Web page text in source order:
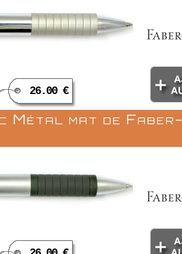
26.00 €
mat de Faber-